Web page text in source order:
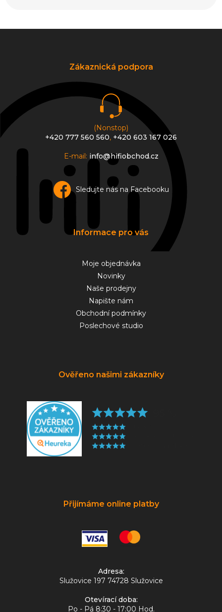
Zákaznická podpora
(Nonstop)
+420 777 560 560, +420 603 167 026
E-mail: info@hifiobchod.cz
Sledujte nás na Facebooku
Informace pro vás
Moje objednávka
Novinky
Naše prodejny
Napište nám
Obchodní podmínky
Poslechové studio
Ověřeno našimi zákazníky
Přijímáme online platby
Adresa:
Služovice 197 74728 Služovice
Otevírací doba:
Po - Pá 8:30 - 17:00 Hod.